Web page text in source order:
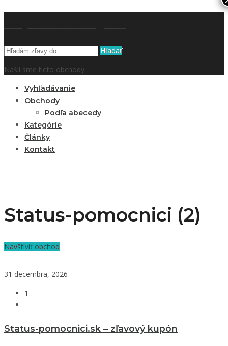
Hľadať
Našli sme tieto obchody:
Vyhľadávanie
Obchody
Podľa abecedy
Kategórie
Články
Kontakt
Status-pomocnici (2)
Navštíviť obchod
31 decembra, 2026
1
Status-pomocnici.sk – zľavový kupón